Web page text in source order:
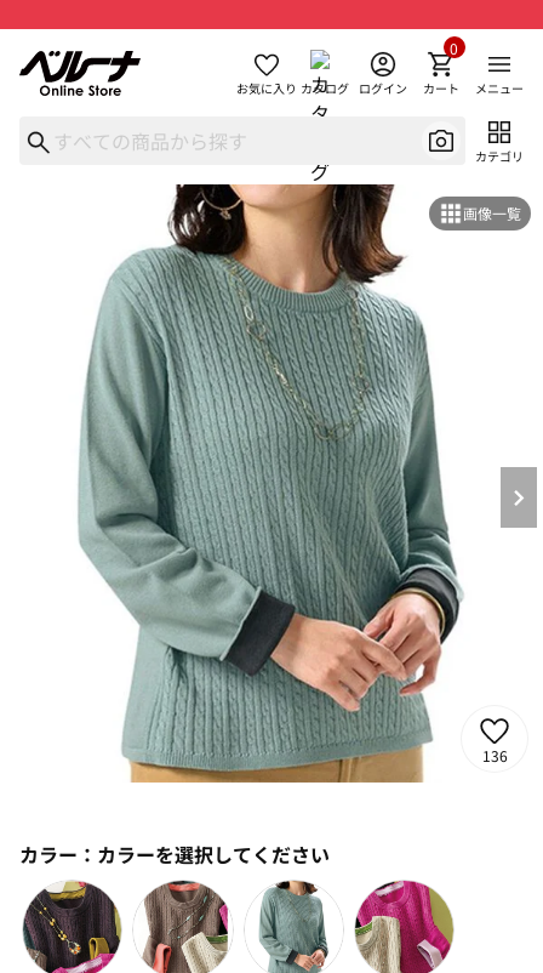
お気に入り カタログ ログイン カート
0
メニュー
カテゴリ
画像一覧
136
カラー： カラーを選択してください